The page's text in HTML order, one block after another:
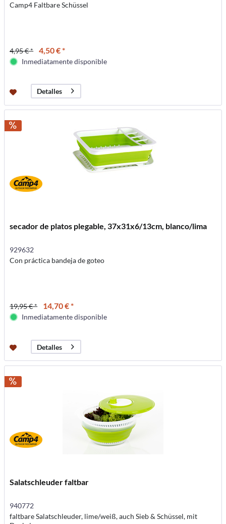
Camp4 Faltbare Schüssel
4,95 € * 4,50 € *
Inmediatamente disponible
Detalles
secador de platos plegable, 37x31x6/13cm, blanco/lima
929632
Con práctica bandeja de goteo
19,95 € * 14,70 € *
Inmediatamente disponible
Detalles
Salatschleuder faltbar
940772
faltbare Salatschleuder, lime/weiß, auch Sieb & Schüssel, mit